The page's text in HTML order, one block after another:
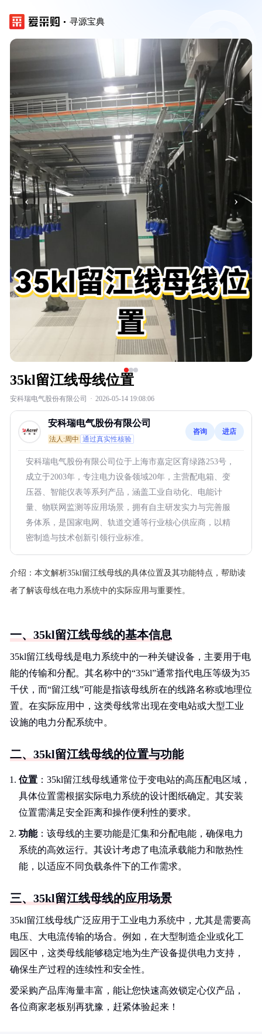
寻源宝典
‹ ›
35kl留江线母线位置
安科瑞电气股份有限公司 · 2026-05-14 19:08:06
安科瑞电气股份有限公司
法人:周中 通过真实性核验
咨询 进店
安科瑞电气股份有限公司位于上海市嘉定区育绿路253号，
成立于2003年，专注电力设备领域20年，主营配电箱、变
压器、智能仪表等系列产品，涵盖工业自动化、电能计
量、物联网监测等应用场景，拥有自主研发实力与完善服
务体系，是国家电网、轨道交通等行业核心供应商，以精
密制造与技术创新引领行业标准。
介绍： 本文解析35kl留江线母线的具体位置及其功能特点，帮助读
者了解该母线在电力系统中的实际应用与重要性。
一、35kl留江线母线的基本信息
35kl留江线母线是电力系统中的一种关键设备，主要用于电
能的传输和分配。其名称中的“35kl”通常指代电压等级为35
千伏，而“留江线”可能是指该母线所在的线路名称或地理位
置。在实际应用中，这类母线常出现在变电站或大型工业
设施的电力分配系统中。
二、35kl留江线母线的位置与功能
位置 ：35kl留江线母线通常位于变电站的高压配电区域，
具体位置需根据实际电力系统的设计图纸确定。其安装
位置需满足安全距离和操作便利性的要求。
功能：该母线的主要功能是汇集和分配电能，确保电力
系统的高效运行。其设计考虑了电流承载能力和散热性
能，以适应不同负载条件下的工作需求。
三、35kl留江线母线的应用场景
35kl留江线母线广泛应用于工业电力系统中，尤其是需要高
电压、大电流传输的场合。例如，在大型制造企业或化工
园区中，这类母线能够稳定地为生产设备提供电力支持，
确保生产过程的连续性和安全性。
爱采购产品库海量丰富，能让您快速高效锁定心仪产品，
各位商家老板别再犹豫，赶紧体验起来！